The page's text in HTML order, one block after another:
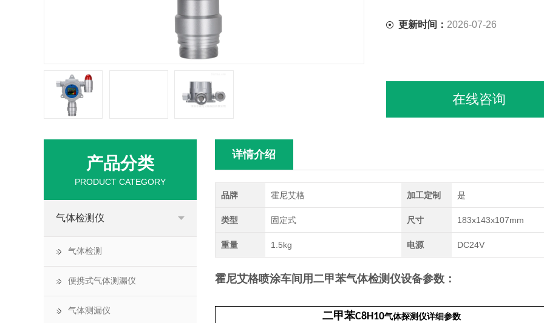
更新时间： 2026-07-26
在线咨询
详情介绍
品牌 霍尼艾格 加工定制 是
类型 固定式 尺寸 183x143x107mm
重量 1.5kg 电源 DC24V
霍尼艾格喷涂车间用二甲苯气体检测仪设备参数：
二甲苯C8H10气体探测仪详细参数
产品分类
PRODUCT CATEGORY
气体检测仪
气体检测
便携式气体测漏仪
气体测漏仪